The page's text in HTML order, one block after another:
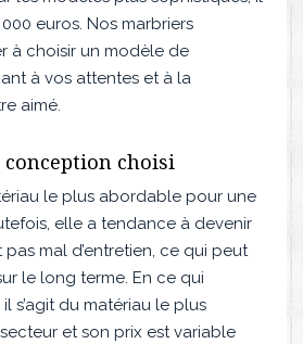
euros. Nos marbriers
à choisir un modèle de
à vos attentes et à la
aimé.
choisi
le plus abordable pour une
elle a tendance à devenir
mal d’entretien, ce qui peut
le long terme. En ce qui
s’agit du matériau le plus
et son prix est variable